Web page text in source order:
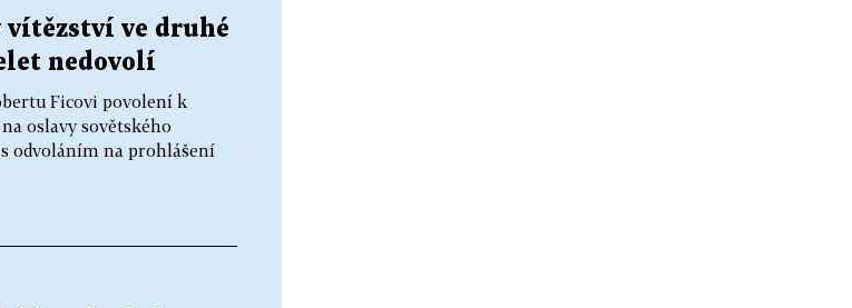
vítězství ve druhé
nedovolí
Ficovi povolení k
oslavy sovětského
odvoláním na prohlášení